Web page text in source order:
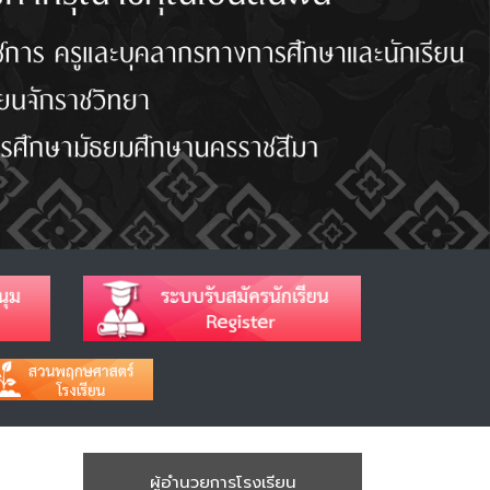
ผู้อำนวยการโรงเรียน